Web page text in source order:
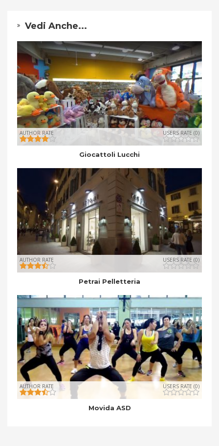
Vedi Anche...
AUTHOR RATE USERS RATE (0)
Giocattoli Lucchi
AUTHOR RATE USERS RATE (0)
Petrai Pelletteria
AUTHOR RATE USERS RATE (0)
Movida ASD